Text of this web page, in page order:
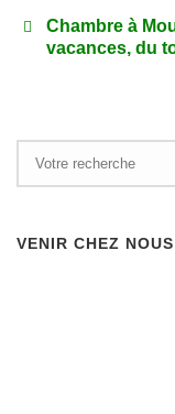
commerces,
Chambre à
vacances, du
VENIR CHEZ NOUS